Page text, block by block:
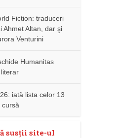
Fiction: traduceri
Ahmet Altan, dar şi
Venturini
Humanitas
iată lista celor 13
cursă
susţii site-ul